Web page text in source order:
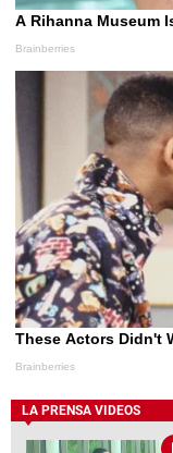
LA PRENSA VIDEOS